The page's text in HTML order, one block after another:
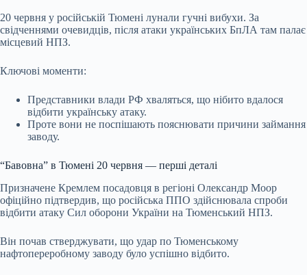
20 червня у російській Тюмені лунали гучні вибухи. За
свідченнями очевидців, після атаки українських БпЛА там палає
місцевий НПЗ.
Ключові моменти:
Представники влади РФ хваляться, що нібито вдалося
відбити українську атаку.
Проте вони не поспішають пояснювати причини займання
заводу.
“Бавовна” в Тюмені 20 червня — перші деталі
Призначене Кремлем посадовця в регіоні Олександр Моор
офіційно підтвердив, що російська ППО здійснювала спроби
відбити атаку Сил оборони України на Тюменський НПЗ.
Він почав стверджувати, що удар по Тюменському
нафтопереробному заводу було успішно відбито.